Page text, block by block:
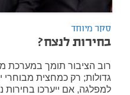
סקר מיוחד
בחירות לנצח?
רוב הציבור תומך במערכת
גדולות; רק כמחצית מבוחרי
למפלגה, אם ייערכו בחירות